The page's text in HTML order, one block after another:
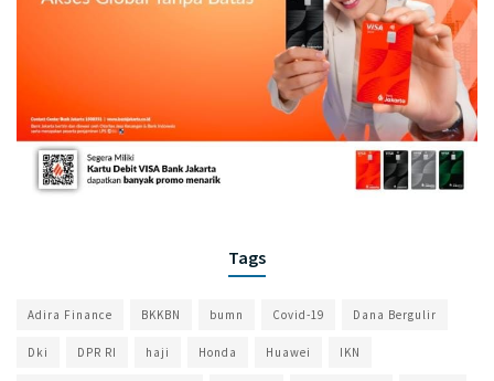
Tags
Adira Finance BKKBN bumn Covid-19 Dana Bergulir
Dki DPR RI haji Honda Huawei IKN